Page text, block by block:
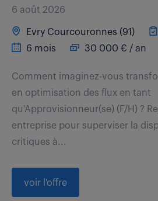
6 août 2026
Evry Courcouronnes (91)
6 mois
30 000 € / an
Comment imaginez-vous
en optimisation des flux en tant
qu'Approvisionneur(se) (F/H) ?
entreprise pour superviser la
critiques à...
voir l'offre